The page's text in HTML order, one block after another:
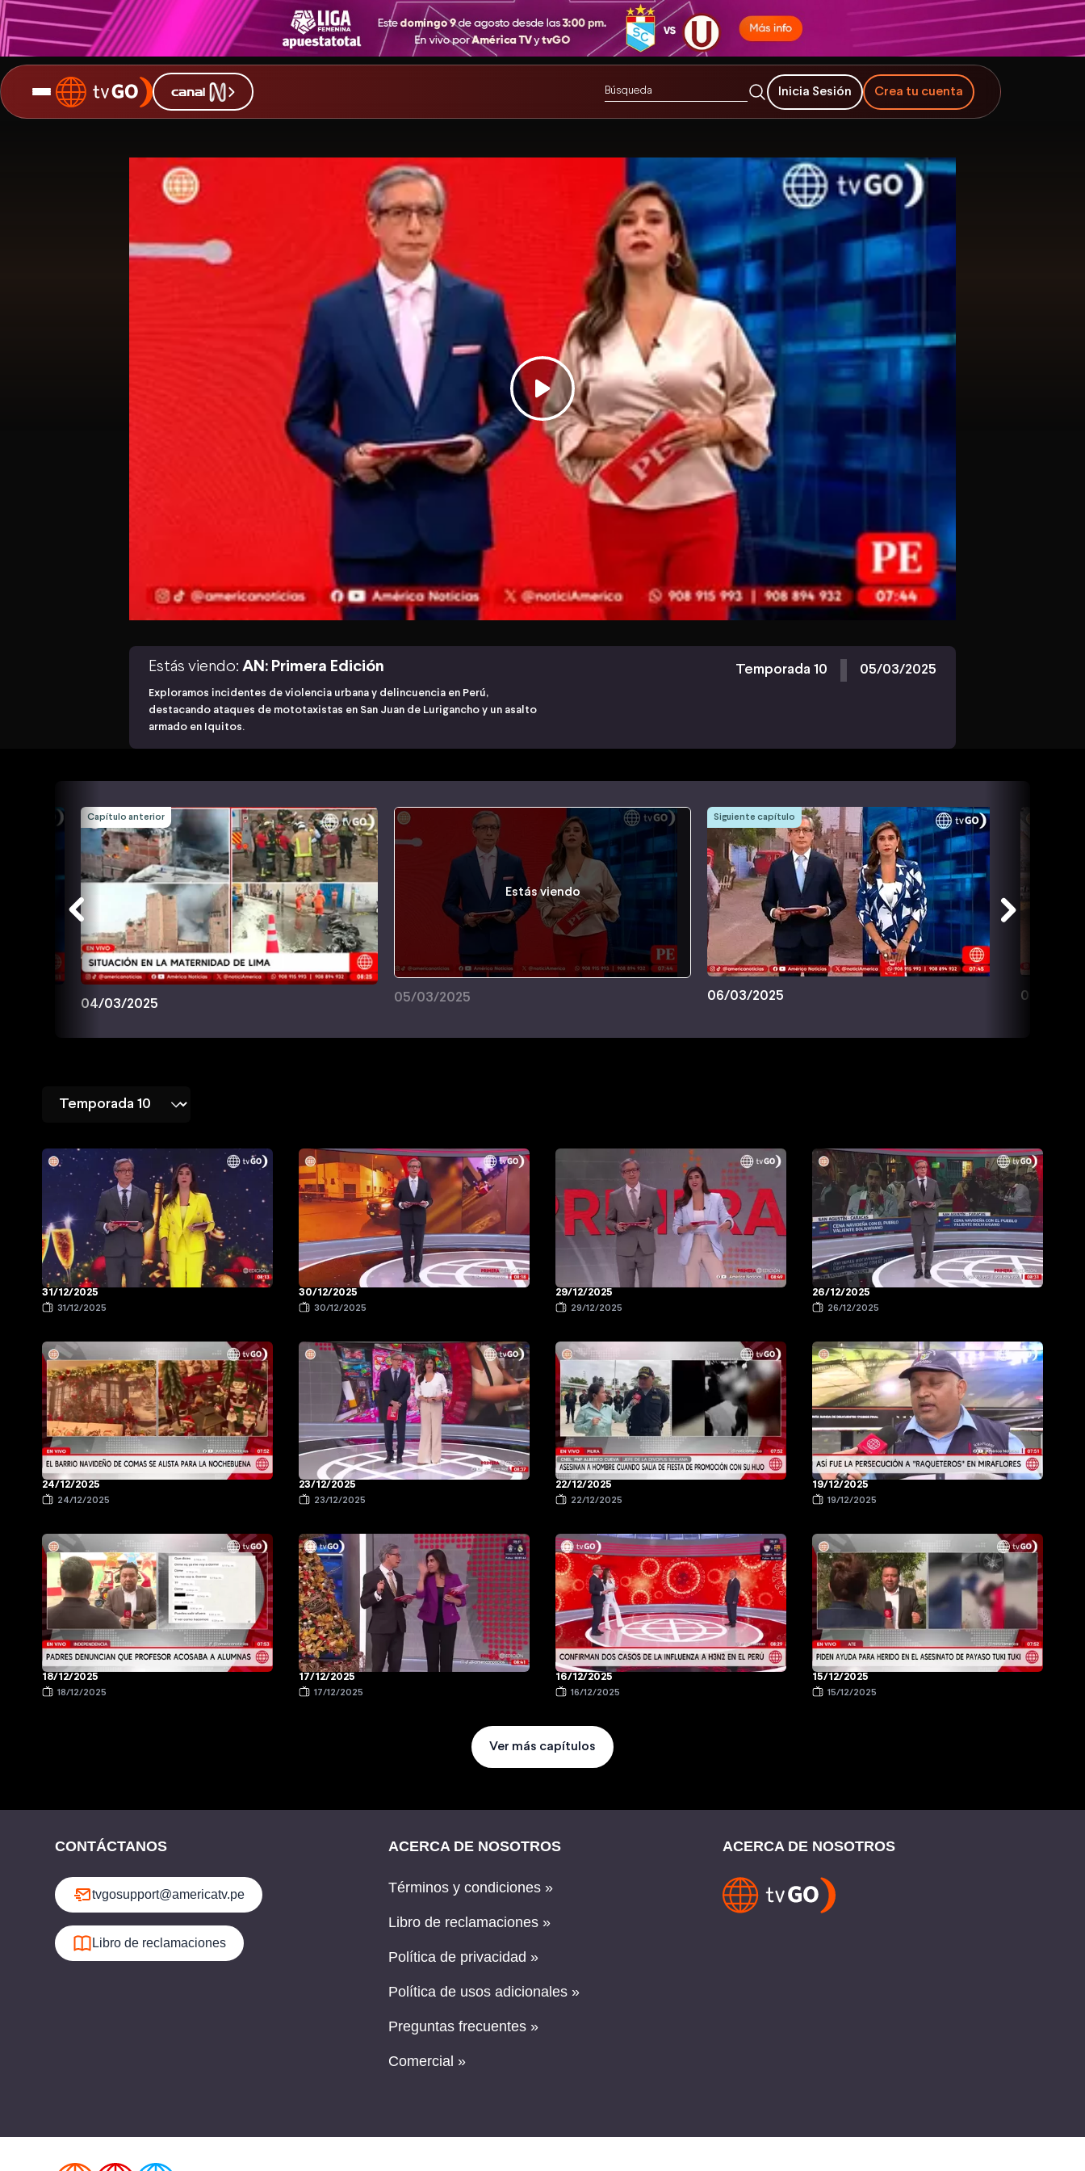
Inicia Sesión Crea tu cuenta
Estás viendo: AN: Primera Edición
Exploramos incidentes de violencia urbana y delincuencia en Perú,
destacando ataques de mototaxistas en San Juan de Lurigancho y un asalto
armado en Iquitos.
Temporada 10 05/03/2025
Capítulo anterior
04/03/2025
Estás viendo
05/03/2025
Siguiente capítulo
06/03/2025 07/03/
31/12/2025
31/12/2025
30/12/2025
30/12/2025
29/12/2025
29/12/2025
26/12/2025
26/12/2025
24/12/2025
24/12/2025
23/12/2025
23/12/2025
22/12/2025
22/12/2025
19/12/2025
19/12/2025
18/12/2025
18/12/2025
17/12/2025
17/12/2025
16/12/2025
16/12/2025
15/12/2025
15/12/2025
Ver más capítulos
CONTÁCTANOS
tvgosupport@americatv.pe
Libro de reclamaciones
ACERCA DE NOSOTROS
Términos y condiciones »
Libro de reclamaciones »
Política de privacidad »
Política de usos adicionales »
Preguntas frecuentes »
Comercial »
ACERCA DE NOSOTROS